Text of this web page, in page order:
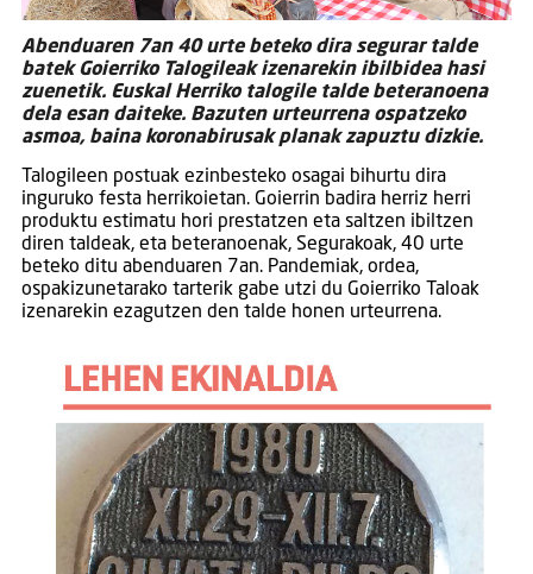
Abenduaren 7an 40 urte beteko dira segurar talde
batek Goierriko Talogileak izenarekin ibilbidea hasi
zuenetik. Euskal Herriko talogile talde beteranoena
dela esan daiteke. Bazuten urteurrena ospatzeko
asmoa, baina koronabirusak planak zapuztu dizkie.
Talogileen postuak ezinbesteko osagai bihurtu dira
inguruko festa herrikoietan. Goierrin badira herriz herri
produktu estimatu hori prestatzen eta saltzen ibiltzen
diren taldeak, eta beteranoenak, Segurakoak, 40 urte
beteko ditu abenduaren 7an. Pandemiak, ordea,
ospakizunetarako tarterik gabe utzi du Goierriko Taloak
izenarekin ezagutzen den talde honen urteurrena.